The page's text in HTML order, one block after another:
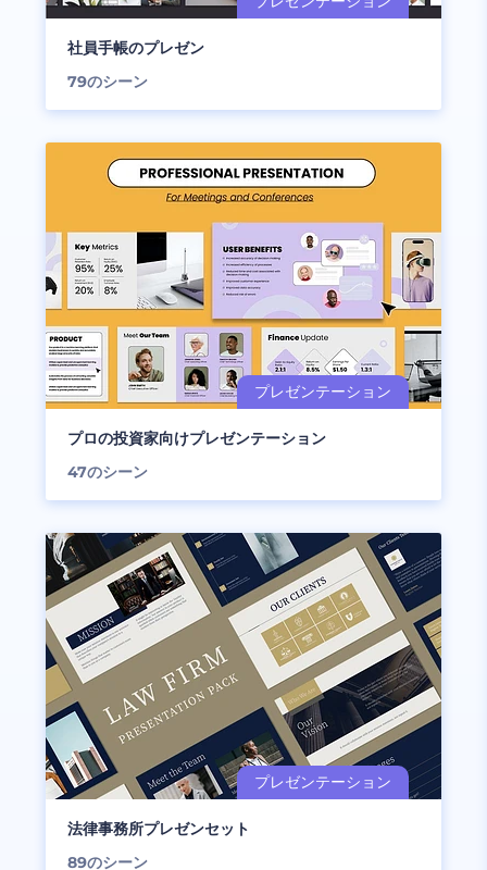
社員手帳のプレゼン
79のシーン
プロの投資家向けプレゼンテーション
47のシーン
法律事務所プレゼンセット
89のシーン